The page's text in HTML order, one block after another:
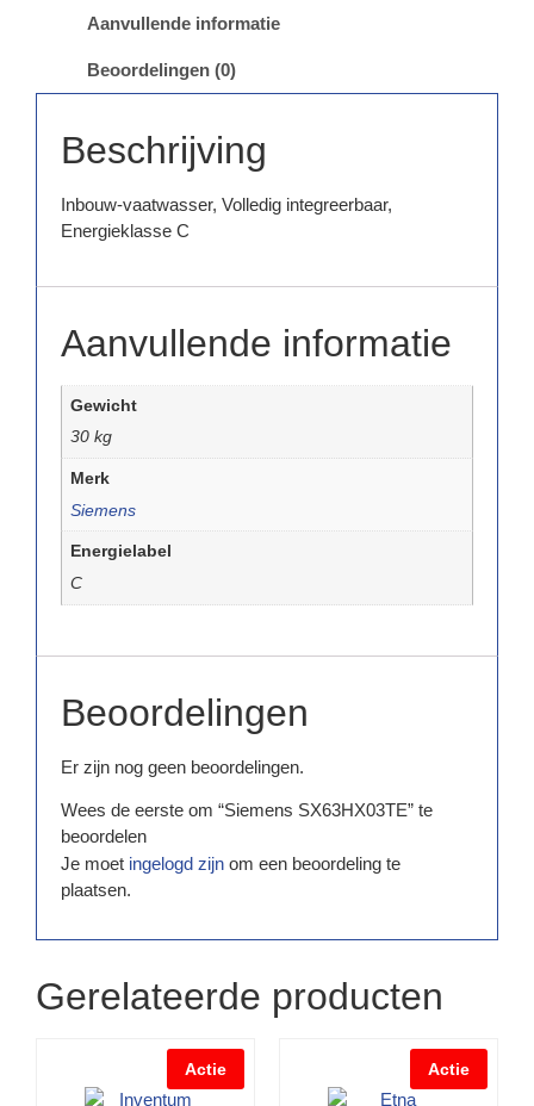
Aanvullende informatie
Beoordelingen (0)
Beschrijving
Inbouw-vaatwasser, Volledig integreerbaar,
Energieklasse C
Aanvullende informatie
Gewicht
30 kg
Merk
Siemens
Energielabel
C
Beoordelingen
Er zijn nog geen beoordelingen.
Wees de eerste om “Siemens SX63HX03TE” te
beoordelen
Je moet ingelogd zijn om een beoordeling te
plaatsen.
Gerelateerde producten
Actie Actie